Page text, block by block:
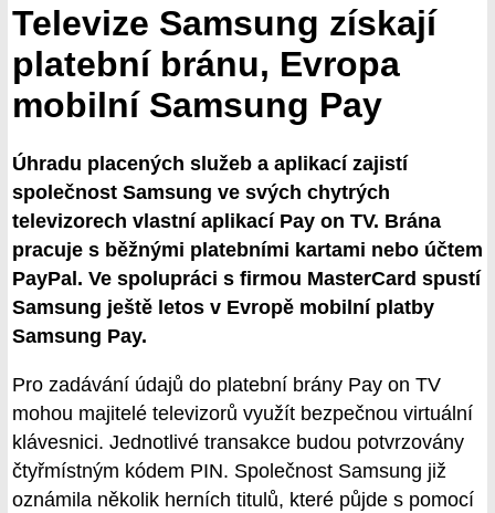
Televize Samsung získají
platební bránu, Evropa
mobilní Samsung Pay
Úhradu placených služeb a aplikací zajistí
společnost Samsung ve svých chytrých
televizorech vlastní aplikací Pay on TV. Brána
pracuje s běžnými platebními kartami nebo účtem
PayPal. Ve spolupráci s firmou MasterCard spustí
Samsung ještě letos v Evropě mobilní platby
Samsung Pay.
Pro zadávání údajů do platební brány Pay on TV
mohou majitelé televizorů využít bezpečnou virtuální
klávesnici. Jednotlivé transakce budou potvrzovány
čtyřmístným kódem PIN. Společnost Samsung již
oznámila několik herních titulů, které půjde s pomocí